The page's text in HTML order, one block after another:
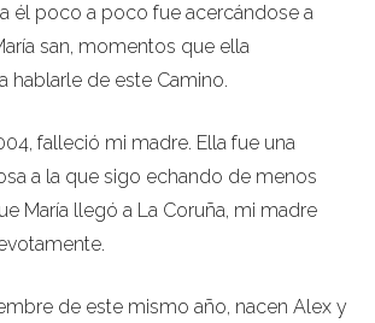
él poco a poco fue acercándose a
san, momentos que ella
hablarle de este Camino.
falleció mi madre. Ella fue una
a la que sigo echando de menos
María llegó a La Coruña, mi madre
de este mismo año, nacen Alex y